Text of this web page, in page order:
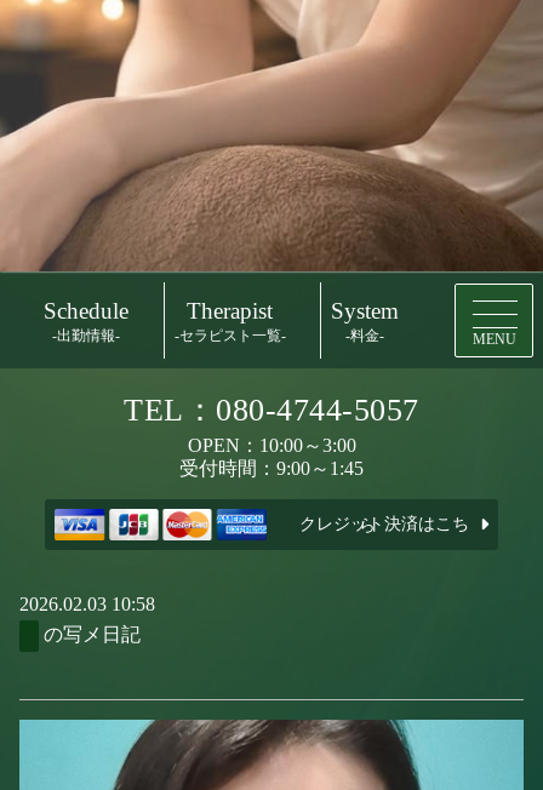
Schedule
-出勤情報-
Therapist
-セラピスト一覧-
System
-料金- MENU
TEL：080-4744-5057
OPEN：10:00～3:00
受付時間：9:00～1:45
クレジット決済はこちら
2026.02.03 10:58
の写メ日記